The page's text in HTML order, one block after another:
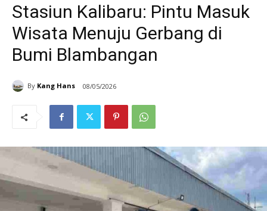
Stasiun Kalibaru: Pintu Masuk
Wisata Menuju Gerbang di
Bumi Blambangan
By Kang Hans 08/05/2026